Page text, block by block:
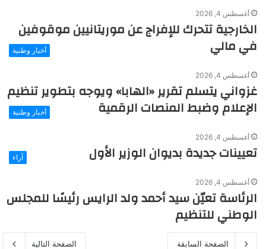
أغسطس 4, 2026
الخارجية تتحرك للإفراج عن موريتانيين موقوفين
في مالي أخبار وطنية
أغسطس 4, 2026
غزواني يتسلم تقرير «الهابا» ويوجه بتطوير تنظيم
الإعلام وضبط المنصات الرقمية أخبار وطنية
أغسطس 4, 2026
تعيينات جديدة بديوان الوزير الأول آراء
أغسطس 4, 2026
الرئاسة تعيّن سيد أحمد ولد الرايس رئيسًا للمجلس
الوطني للتنظيم
الصفحة السابقة الصفحة التالية